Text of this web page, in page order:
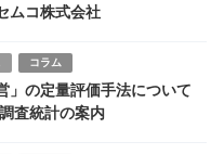
ムコ株式会社
コラム
」の定量評価手法について
査統計の案内